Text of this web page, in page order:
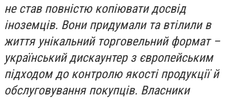
не став повністю копіювати досвід
іноземців. Вони придумали та втілили в
життя унікальний торговельний формат –
український дискаунтер з європейським
підходом до контролю якості продукції й
обслуговування покупців. Власники